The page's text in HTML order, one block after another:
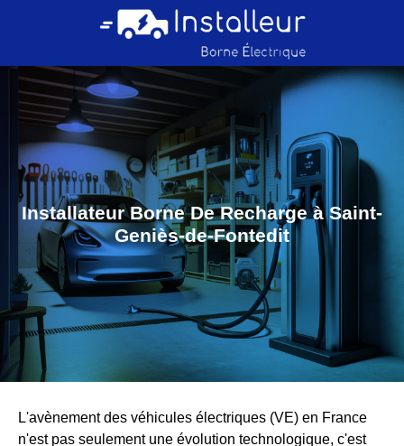
Installateur Borne De Recharge à Saint-
Geniès-de-Fontedit
L'avènement des véhicules électriques (VE) en France
n'est pas seulement une évolution technologique, c'est